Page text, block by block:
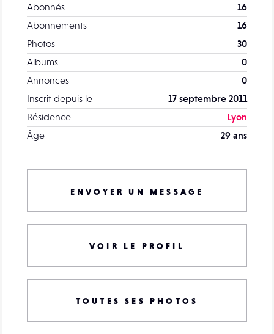
Abonnés
16
Abonnements
16
Photos
30
Albums
0
Annonces
0
Inscrit depuis le
17 septembre 2011
Résidence
Lyon
Âge
29 ans
ENVOYER UN MESSAGE
VOIR LE PROFIL
TOUTES SES PHOTOS